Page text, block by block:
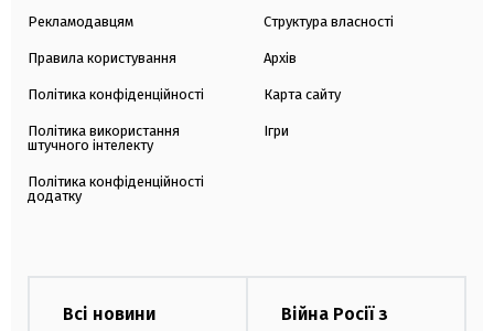
Рекламодавцям
Правила користування
Політика конфіденційності
Політика використання
штучного інтелекту
Політика конфіденційності
додатку
Структура власності
Архів
Карта сайту
Ігри
Всі новини
Війна Росії з